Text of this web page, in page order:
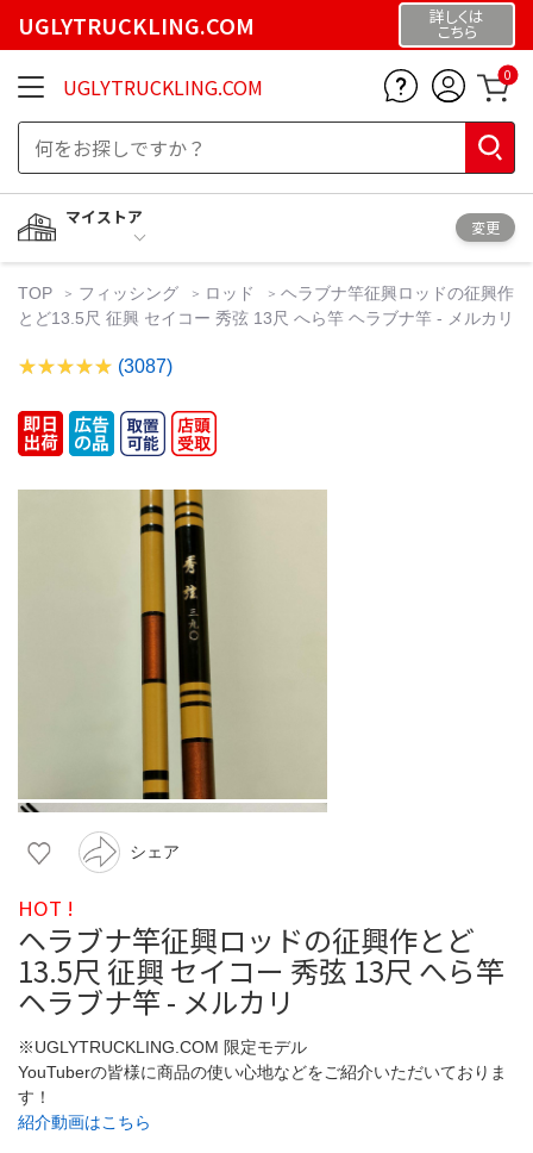
UGLYTRUCKLING.COM 詳しくは
こちら
UGLYTRUCKLING.COM 0
マイストア
変更
TOP フィッシング ロッド
ヘラブナ竿征興ロッドの征興作
とど13.5尺 征興 セイコー 秀弦 13尺 へら竿 ヘラブナ竿 - メルカリ
(3087)
シェア
HOT !
ヘラブナ竿征興ロッドの征興作とど
13.5尺 征興 セイコー 秀弦 13尺 へら竿
ヘラブナ竿 - メルカリ
※UGLYTRUCKLING.COM 限定モデル
YouTuberの皆様に商品の使い心地などをご紹介いただいておりま
す！
紹介動画はこちら